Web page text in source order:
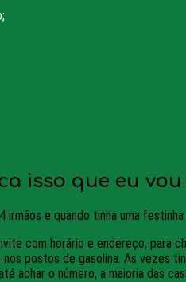
isso que eu
e quando tinha uma
com horário e endereço, para
postos de gasolina. As vezes
achar o número, a maioria das